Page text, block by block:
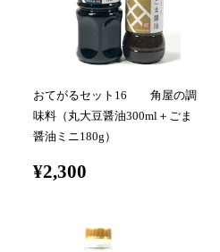
おてがるセット16 角屋の調
味料（丸大豆醤油300ml＋ごま
醤油ミニ180g）
¥2,300